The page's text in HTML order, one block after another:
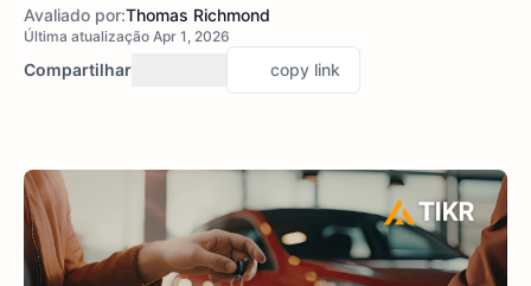
Avaliado por:Thomas Richmond
Última atualização Apr 1, 2026
Compartilhar copy link